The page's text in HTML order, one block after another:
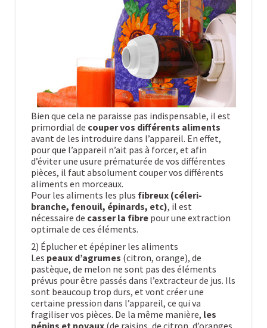
Bien que cela ne paraisse pas indispensable, il est
primordial de couper vos différents aliments
avant de les introduire dans l’appareil. En effet,
pour que l’appareil n’ait pas à forcer, et afin
d’éviter une usure prématurée de vos différentes
pièces, il faut absolument couper vos différents
aliments en morceaux.
Pour les aliments les plus fibreux (céleri-
branche, fenouil, épinards, etc), il est
nécessaire de casser la fibrepour une extraction
optimale de ces éléments.
2) Éplucher et épépiner les aliments
Les peaux d’agrumes (citron, orange), de
pastèque, de melon ne sont pas des éléments
prévus pour être passés dans l’extracteur de jus. Ils
sont beaucoup trop durs, et vont créer une
certaine pression dans l’appareil, ce qui va
fragiliser vos pièces. De la même manière, les